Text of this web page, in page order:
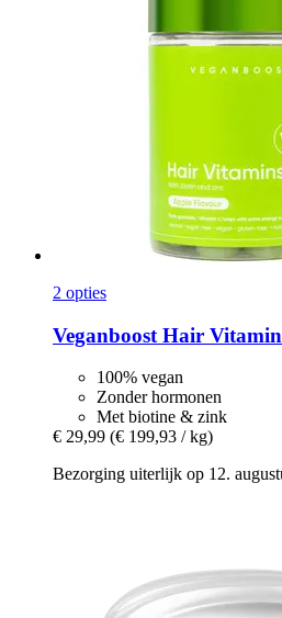
2 opties
Veganboost Hair
100% vegan
Zonder hormonen
Met biotine & zink
€ 29,99 (€ 199,93 / kg)
Bezorging uiterlijk op 12.